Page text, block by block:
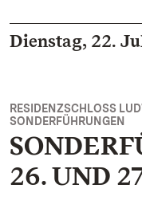
Dienstag, 22.
RESIDENZSCHLOSS
SONDERFÜHRUNGEN
26. UND